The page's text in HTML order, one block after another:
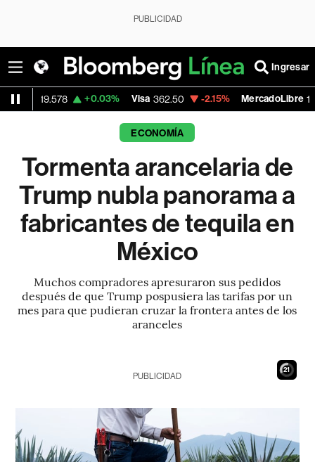
PUBLICIDAD
Ingresar
+0.03% Visa 362.50 -2.15% MercadoLibre 1,821.795 -
ECONOMÍA
Tormenta arancelaria de
Trump nubla panorama a
fabricantes de tequila en
México
Muchos compradores apresuraron sus pedidos
después de que Trump pospusiera las tarifas por un
mes para que pudieran cruzar la frontera antes de los
aranceles
19
PUBLICIDAD